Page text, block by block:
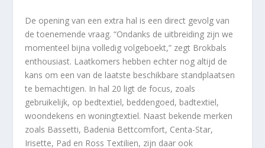
De opening van een extra hal is een direct gevolg van
de toenemende vraag. “Ondanks de uitbreiding zijn we
momenteel bijna volledig volgeboekt,” zegt Brokbals
enthousiast. Laatkomers hebben echter nog altijd de
kans om een van de laatste beschikbare standplaatsen
te bemachtigen. In hal 20 ligt de focus, zoals
gebruikelijk, op bedtextiel, beddengoed, badtextiel,
woondekens en woningtextiel. Naast bekende merken
zoals Bassetti, Badenia Bettcomfort, Centa-Star,
Irisette, Pad en Ross Textilien, zijn daar ook